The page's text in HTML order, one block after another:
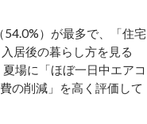
）が最多で、「住宅
居後の暮らし方を見る
場に「ほぼ一日中エアコ
の削減」を高く評価して